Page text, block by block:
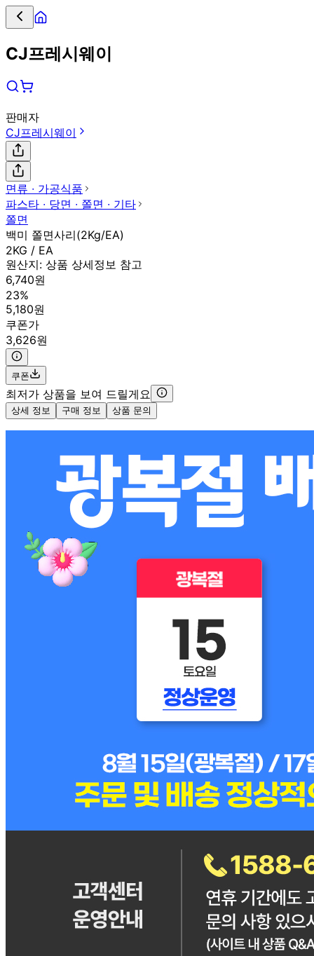
CJ프레시웨이
판매자
CJ프레시웨이
면류 ∙ 가공식품
파스타 ∙ 당면 ∙ 쫄면 ∙ 기타
쫄면
백미 쫄면사리(2Kg/EA)
2KG / EA
원산지: 상품 상세정보 참고
6,740원
23%
5,180원
쿠폰가
3,626원
쿠폰
최저가 상품을 보여 드릴게요
상세 정보 구매 정보 상품 문의